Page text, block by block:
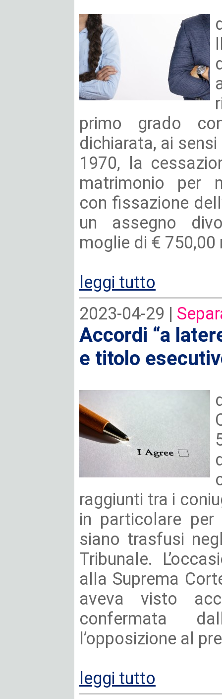
primo grado
dichiarata, ai
1970, la
matrimonio per
con fissazione
un assegno
moglie di € 750,00
leggi tutto
2023-04-29 |
Accordi “a
e titolo
raggiunti tra i
in particolare per
siano trasfusi
Tribunale.
alla Suprema
aveva visto
confermata
l’opposizione al
leggi tutto